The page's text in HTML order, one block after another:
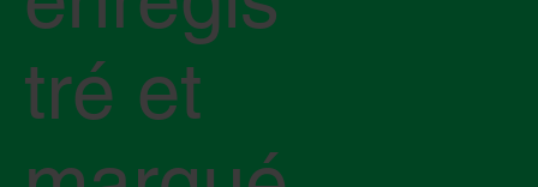
tré et